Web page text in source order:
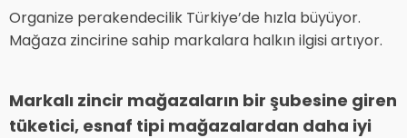
Organize perakendecilik Türkiye’de hızla büyüyor.
Mağaza zincirine sahip markalara halkın ilgisi artıyor.
Markalı zincir mağazaların bir şubesine giren
tüketici, esnaf tipi mağazalardan daha iyi